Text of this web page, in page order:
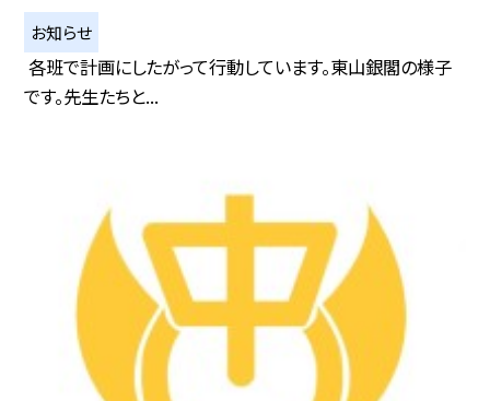
お知らせ
各班で計画にしたがって行動しています。東山銀閣の様子
です。先生たちと...